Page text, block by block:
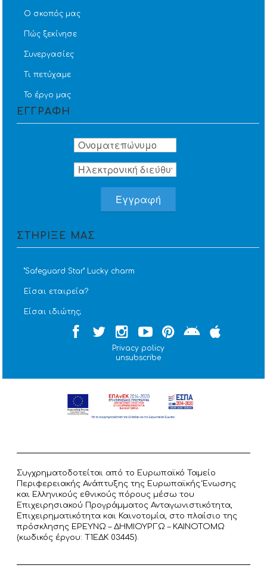
Ο σκοπός μας
Πώς ξεκίνησε
Συνεργασίες
Τι πετύχαμε
Το έργο μας
ΕΓΓΡΑΦΗ
ΣΤΗΡΙΞΕ ΜΑΣ
''Safeguard Star'' Lucky charm
Είσαι εταιρεία?
Είσαι ιδιώτης;
Privacy policy
unsubscribe
Συγχρηματοδοτείται από το Ευρωπαϊκό Ταμείο
Περιφερειακής Ανάπτυξης της Ευρωπαϊκής Ένωσης
και Ελληνικούς εθνικούς πόρους μέσω του
Επιχειρησιακού Προγράμματος Ανταγωνιστικότητα,
Επιχειρηματικότητα και Καινοτομία, στο πλαίσιο της
πρόσκλησης ΕΡΕΥΝΩ – ΔΗΜΙΟΥΡΓΩ – ΚΑΙΝΟΤΟΜΩ
(κωδικός έργου: T1ΕΔΚ 03445).